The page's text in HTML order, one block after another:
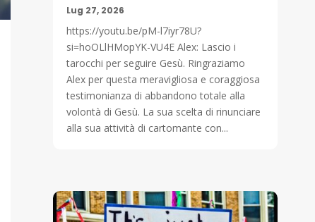
Lug 27, 2026
https://youtu.be/pM-l7iyr78U?
si=hoOLlHMopYK-VU4E Alex: Lascio i
tarocchi per seguire Gesù. Ringraziamo
Alex per questa meravigliosa e coraggiosa
testimonianza di abbandono totale alla
volontà di Gesù. La sua scelta di rinunciare
alla sua attività di cartomante con...